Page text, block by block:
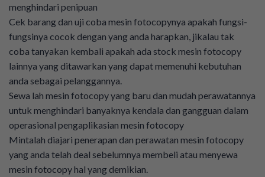
menghindari penipuan
Cek barang dan uji coba mesin fotocopynya apakah fungsi-
fungsinya cocok dengan yang anda harapkan, jikalau tak
coba tanyakan kembali apakah ada stock mesin fotocopy
lainnya yang ditawarkan yang dapat memenuhi kebutuhan
anda sebagai pelanggannya.
Sewa lah mesin fotocopy yang baru dan mudah perawatannya
untuk menghindari banyaknya kendala dan gangguan dalam
operasional pengaplikasian mesin fotocopy
Mintalah diajari penerapan dan perawatan mesin fotocopy
yang anda telah deal sebelumnya membeli atau menyewa
mesin fotocopy hal yang demikian.